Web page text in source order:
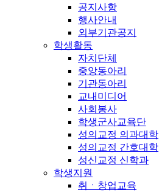
공지사항
행사안내
외부기관공지
학생활동
자치단체
중앙동아리
기관동아리
교내미디어
사회봉사
학생군사교육단
성의교정 의과대학
성의교정 간호대학
성신교정 신학과
학생지원
취ㆍ창업교육